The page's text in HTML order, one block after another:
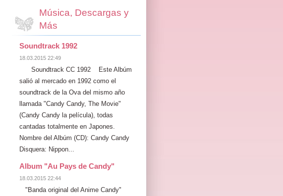
Música, Descargas y
Más
Soundtrack 1992
18.03.2015 22:49
Soundtrack CC 1992 Este Albúm
salió al mercado en 1992 como el
soundtrack de la Ova del mismo año
llamada "Candy Candy, The Movie"
(Candy Candy la película), todas
cantadas totalmente en Japones.
Nombre del Albúm (CD): Candy Candy
Disquera: Nippon...
Album "Au Pays de Candy"
18.03.2015 22:44
"Banda original del Anime Candy"